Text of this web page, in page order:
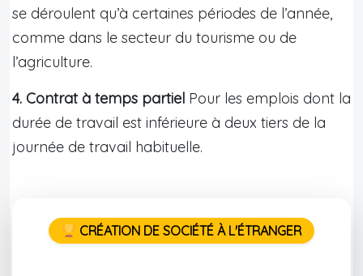
se déroulent qu’à certaines périodes de l’année,
comme dans le secteur du tourisme ou de
l’agriculture.
4. Contrat à temps partiel Pour les emplois dont la
durée de travail est inférieure à deux tiers de la
journée de travail habituelle.
CRÉATION DE SOCIÉTÉ À L'ÉTRANGER